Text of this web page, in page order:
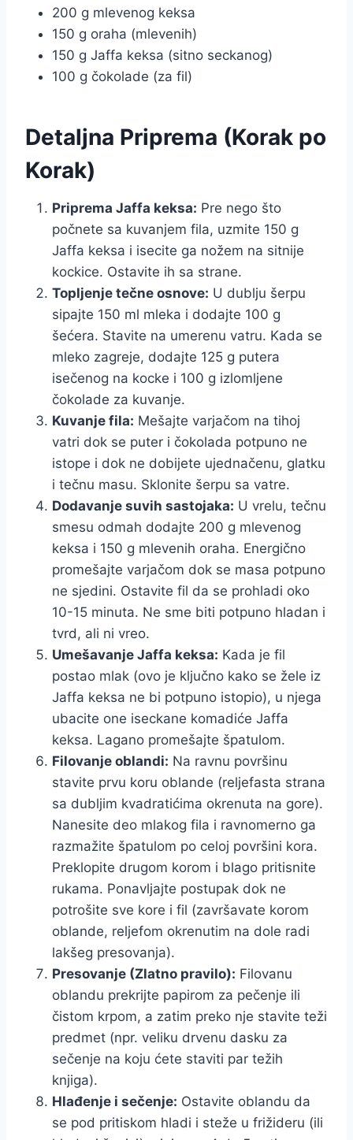
200 g mlevenog keksa
150 g oraha (mlevenih)
150 g Jaffa keksa (sitno seckanog)
100 g čokolade (za fil)
Detaljna Priprema (Korak po
Korak)
Priprema Jaffa keksa: Pre nego što
počnete sa kuvanjem fila, uzmite 150 g
Jaffa keksa i isecite ga nožem na sitnije
kockice. Ostavite ih sa strane.
Topljenje tečne osnove: U dublju šerpu
sipajte 150 ml mleka i dodajte 100 g
šećera. Stavite na umerenu vatru. Kada se
mleko zagreje, dodajte 125 g putera
isečenog na kocke i 100 g izlomljene
čokolade za kuvanje.
Kuvanje fila: Mešajte varjačom na tihoj
vatri dok se puter i čokolada potpuno ne
istope i dok ne dobijete ujednačenu, glatku
i tečnu masu. Sklonite šerpu sa vatre.
Dodavanje suvih sastojaka: U vrelu, tečnu
smesu odmah dodajte 200 g mlevenog
keksa i 150 g mlevenih oraha. Energično
promešajte varjačom dok se masa potpuno
ne sjedini. Ostavite fil da se prohladi oko
10-15 minuta. Ne sme biti potpuno hladan i
tvrd, ali ni vreo.
Umešavanje Jaffa keksa: Kada je fil
postao mlak (ovo je ključno kako se žele iz
Jaffa keksa ne bi potpuno istopio), u njega
ubacite one iseckane komadiće Jaffa
keksa. Lagano promešajte špatulom.
Filovanje oblandi: Na ravnu površinu
stavite prvu koru oblande (reljefasta strana
sa dubljim kvadratićima okrenuta na gore).
Nanesite deo mlakog fila i ravnomerno ga
razmažite špatulom po celoj površini kora.
Preklopite drugom korom i blago pritisnite
rukama. Ponavljajte postupak dok ne
potrošite sve kore i fil (završavate korom
oblande, reljefom okrenutim na dole radi
lakšeg presovanja).
Presovanje (Zlatno pravilo): Filovanu
oblandu prekrijte papirom za pečenje ili
čistom krpom, a zatim preko nje stavite teži
predmet (npr. veliku drvenu dasku za
sečenje na koju ćete staviti par težih
knjiga).
Hlađenje i sečenje: Ostavite oblandu da
se pod pritiskom hladi i steže u frižideru (ili